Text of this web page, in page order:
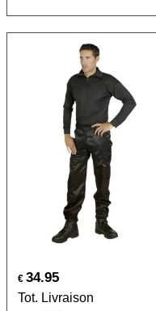
€ 34.95
Tot. Livraison